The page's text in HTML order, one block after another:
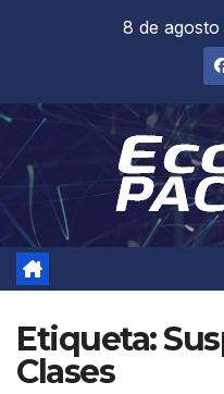
8 de agosto
Etiqueta:
Clases